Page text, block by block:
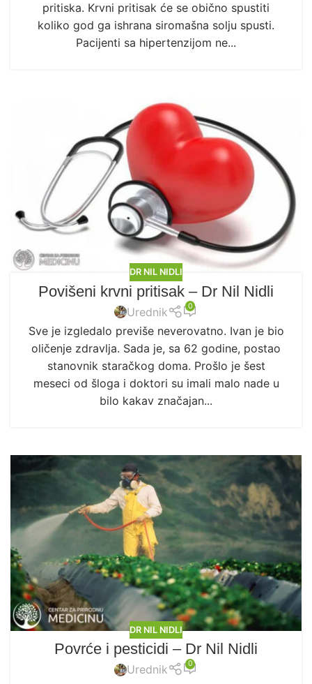
pritiska. Krvni pritisak će se obično spustiti
koliko god ga ishrana siromašna solju spusti.
Pacijenti sa hipertenzijom ne...
DR NIL NIDLI
Povišeni krvni pritisak – Dr Nil Nidli
Urednik 0
Sve je izgledalo previše neverovatno. Ivan je bio
oličenje zdravlja. Sada je, sa 62 godine, postao
stanovnik staračkog doma. Prošlo je šest
meseci od šloga i doktori su imali malo nade u
bilo kakav značajan...
DR NIL NIDLI
Povrće i pesticidi – Dr Nil Nidli
Urednik 0